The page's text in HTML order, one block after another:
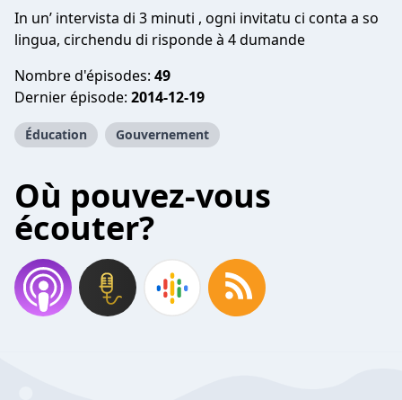
In un’ intervista di 3 minuti , ogni invitatu ci conta a so
lingua, circhendu di risponde à 4 dumande
Nombre d'épisodes: 49
Dernier épisode: 2014-12-19
Éducation Gouvernement
Où pouvez-vous
écouter?